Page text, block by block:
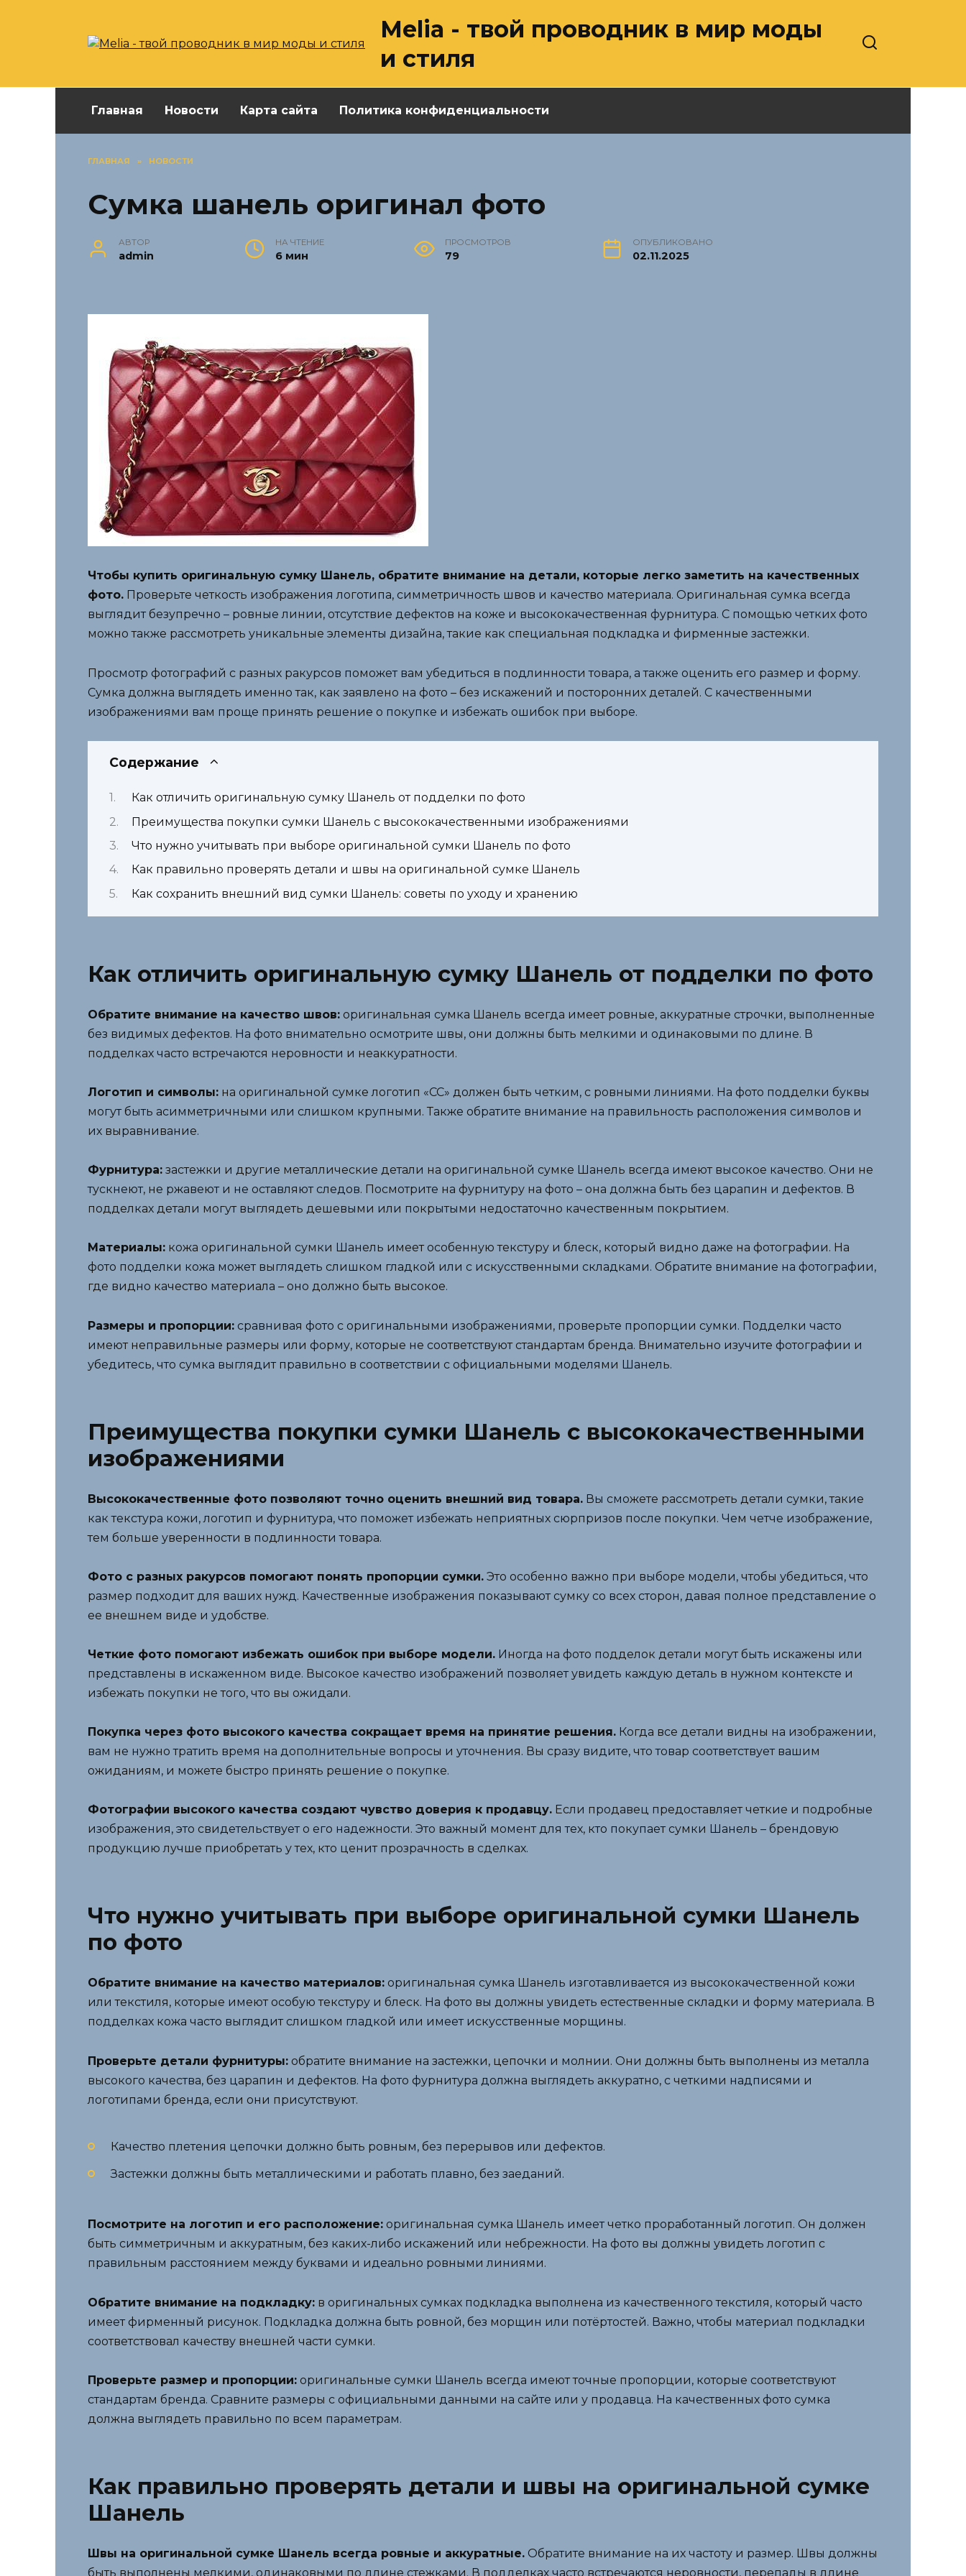
Melia - твой проводник в мир моды
и стиля
Главная Новости Карта сайта Политика конфиденциальности
ГЛАВНАЯ » НОВОСТИ
Сумка шанель оригинал фото
АВТОР
admin
НА ЧТЕНИЕ
6 мин
ПРОСМОТРОВ
79
ОПУБЛИКОВАНО
02.11.2025
Чтобы купить оригинальную сумку Шанель, обратите внимание на детали, которые легко заметить на качественных
фото. Проверьте четкость изображения логотипа, симметричность швов и качество материала. Оригинальная сумка всегда
выглядит безупречно – ровные линии, отсутствие дефектов на коже и высококачественная фурнитура. С помощью четких фото
можно также рассмотреть уникальные элементы дизайна, такие как специальная подкладка и фирменные застежки.
Просмотр фотографий с разных ракурсов поможет вам убедиться в подлинности товара, а также оценить его размер и форму.
Сумка должна выглядеть именно так, как заявлено на фото – без искажений и посторонних деталей. С качественными
изображениями вам проще принять решение о покупке и избежать ошибок при выборе.
Содержание
Как отличить оригинальную сумку Шанель от подделки по фото
Преимущества покупки сумки Шанель с высококачественными изображениями
Что нужно учитывать при выборе оригинальной сумки Шанель по фото
Как правильно проверять детали и швы на оригинальной сумке Шанель
Как сохранить внешний вид сумки Шанель: советы по уходу и хранению
Как отличить оригинальную сумку Шанель от подделки по фото
Обратите внимание на качество швов: оригинальная сумка Шанель всегда имеет ровные, аккуратные строчки, выполненные
без видимых дефектов. На фото внимательно осмотрите швы, они должны быть мелкими и одинаковыми по длине. В
подделках часто встречаются неровности и неаккуратности.
Логотип и символы: на оригинальной сумке логотип «CC» должен быть четким, с ровными линиями. На фото подделки буквы
могут быть асимметричными или слишком крупными. Также обратите внимание на правильность расположения символов и
их выравнивание.
Фурнитура: застежки и другие металлические детали на оригинальной сумке Шанель всегда имеют высокое качество. Они не
тускнеют, не ржавеют и не оставляют следов. Посмотрите на фурнитуру на фото – она должна быть без царапин и дефектов. В
подделках детали могут выглядеть дешевыми или покрытыми недостаточно качественным покрытием.
Материалы: кожа оригинальной сумки Шанель имеет особенную текстуру и блеск, который видно даже на фотографии. На
фото подделки кожа может выглядеть слишком гладкой или с искусственными складками. Обратите внимание на фотографии,
где видно качество материала – оно должно быть высокое.
Размеры и пропорции: сравнивая фото с оригинальными изображениями, проверьте пропорции сумки. Подделки часто
имеют неправильные размеры или форму, которые не соответствуют стандартам бренда. Внимательно изучите фотографии и
убедитесь, что сумка выглядит правильно в соответствии с официальными моделями Шанель.
Преимущества покупки сумки Шанель с высококачественными
изображениями
Высококачественные фото позволяют точно оценить внешний вид товара. Вы сможете рассмотреть детали сумки, такие
как текстура кожи, логотип и фурнитура, что поможет избежать неприятных сюрпризов после покупки. Чем четче изображение,
тем больше уверенности в подлинности товара.
Фото с разных ракурсов помогают понять пропорции сумки. Это особенно важно при выборе модели, чтобы убедиться, что
размер подходит для ваших нужд. Качественные изображения показывают сумку со всех сторон, давая полное представление о
ее внешнем виде и удобстве.
Четкие фото помогают избежать ошибок при выборе модели. Иногда на фото подделок детали могут быть искажены или
представлены в искаженном виде. Высокое качество изображений позволяет увидеть каждую деталь в нужном контексте и
избежать покупки не того, что вы ожидали.
Покупка через фото высокого качества сокращает время на принятие решения. Когда все детали видны на изображении,
вам не нужно тратить время на дополнительные вопросы и уточнения. Вы сразу видите, что товар соответствует вашим
ожиданиям, и можете быстро принять решение о покупке.
Фотографии высокого качества создают чувство доверия к продавцу. Если продавец предоставляет четкие и подробные
изображения, это свидетельствует о его надежности. Это важный момент для тех, кто покупает сумки Шанель – брендовую
продукцию лучше приобретать у тех, кто ценит прозрачность в сделках.
Что нужно учитывать при выборе оригинальной сумки Шанель
по фото
Обратите внимание на качество материалов: оригинальная сумка Шанель изготавливается из высококачественной кожи
или текстиля, которые имеют особую текстуру и блеск. На фото вы должны увидеть естественные складки и форму материала. В
подделках кожа часто выглядит слишком гладкой или имеет искусственные морщины.
Проверьте детали фурнитуры: обратите внимание на застежки, цепочки и молнии. Они должны быть выполнены из металла
высокого качества, без царапин и дефектов. На фото фурнитура должна выглядеть аккуратно, с четкими надписями и
логотипами бренда, если они присутствуют.
Качество плетения цепочки должно быть ровным, без перерывов или дефектов.
Застежки должны быть металлическими и работать плавно, без заеданий.
Посмотрите на логотип и его расположение: оригинальная сумка Шанель имеет четко проработанный логотип. Он должен
быть симметричным и аккуратным, без каких-либо искажений или небрежности. На фото вы должны увидеть логотип с
правильным расстоянием между буквами и идеально ровными линиями.
Обратите внимание на подкладку: в оригинальных сумках подкладка выполнена из качественного текстиля, который часто
имеет фирменный рисунок. Подкладка должна быть ровной, без морщин или потёртостей. Важно, чтобы материал подкладки
соответствовал качеству внешней части сумки.
Проверьте размер и пропорции: оригинальные сумки Шанель всегда имеют точные пропорции, которые соответствуют
стандартам бренда. Сравните размеры с официальными данными на сайте или у продавца. На качественных фото сумка
должна выглядеть правильно по всем параметрам.
Как правильно проверять детали и швы на оригинальной сумке
Шанель
Швы на оригинальной сумке Шанель всегда ровные и аккуратные. Обратите внимание на их частоту и размер. Швы должны
быть выполнены мелкими, одинаковыми по длине стежками. В подделках часто встречаются неровности, перепады в длине